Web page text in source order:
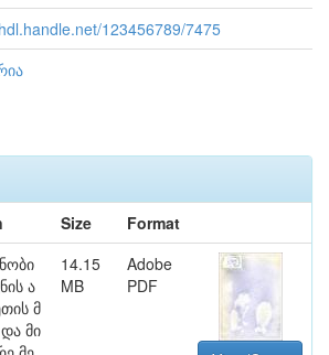
123456789/7475
Size
Format
ა
მ
მი
14.15
MB
Adobe
PDF